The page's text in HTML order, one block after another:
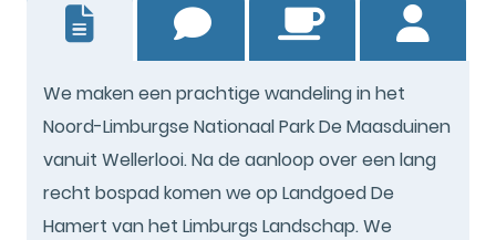
We maken een prachtige wandeling in het
Noord-Limburgse Nationaal Park De Maasduinen
vanuit Wellerlooi. Na de aanloop over een lang
recht bospad komen we op Landgoed De
Hamert van het Limburgs Landschap. We